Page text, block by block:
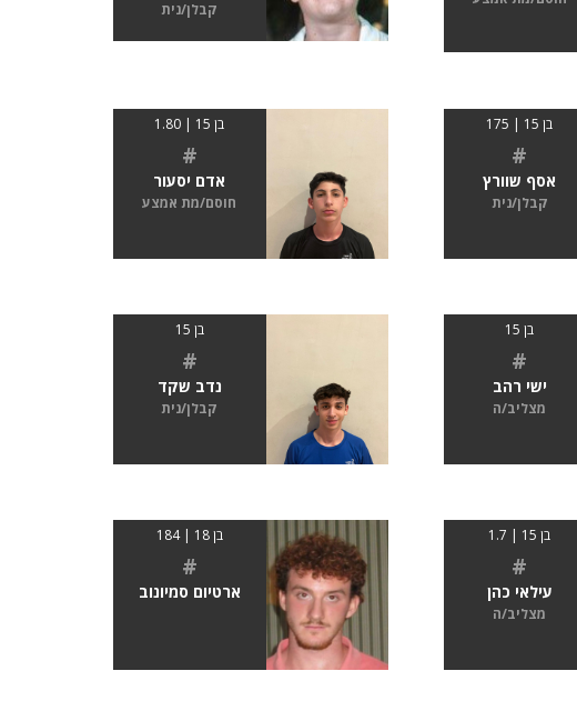
קבלן/נית
בן 15 | 175
#
אסף שוורץ
קבלן/נית
בן 15 | 1.80
#
אדם יסעור
חוסם/מת אמצע
בן 15
#
ישי רהב
מצליב/ה
בן 15
#
נדב שקד
קבלן/נית
בן 15 | 1.7
#
עילאי כהן
מצליב/ה
בן 18 | 184
#
ארטיום סמיונוב